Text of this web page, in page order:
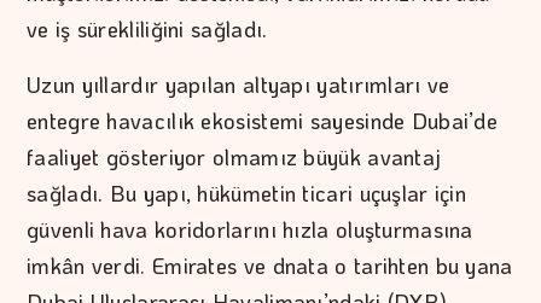
ve iş sürekliliğini sağladı.
Uzun yıllardır yapılan altyapı yatırımları ve
entegre havacılık ekosistemi sayesinde Dubai’de
faaliyet gösteriyor olmamız büyük avantaj
sağladı. Bu yapı, hükümetin ticari uçuşlar için
güvenli hava koridorlarını hızla oluşturmasına
imkân verdi. Emirates ve dnata o tarihten bu yana